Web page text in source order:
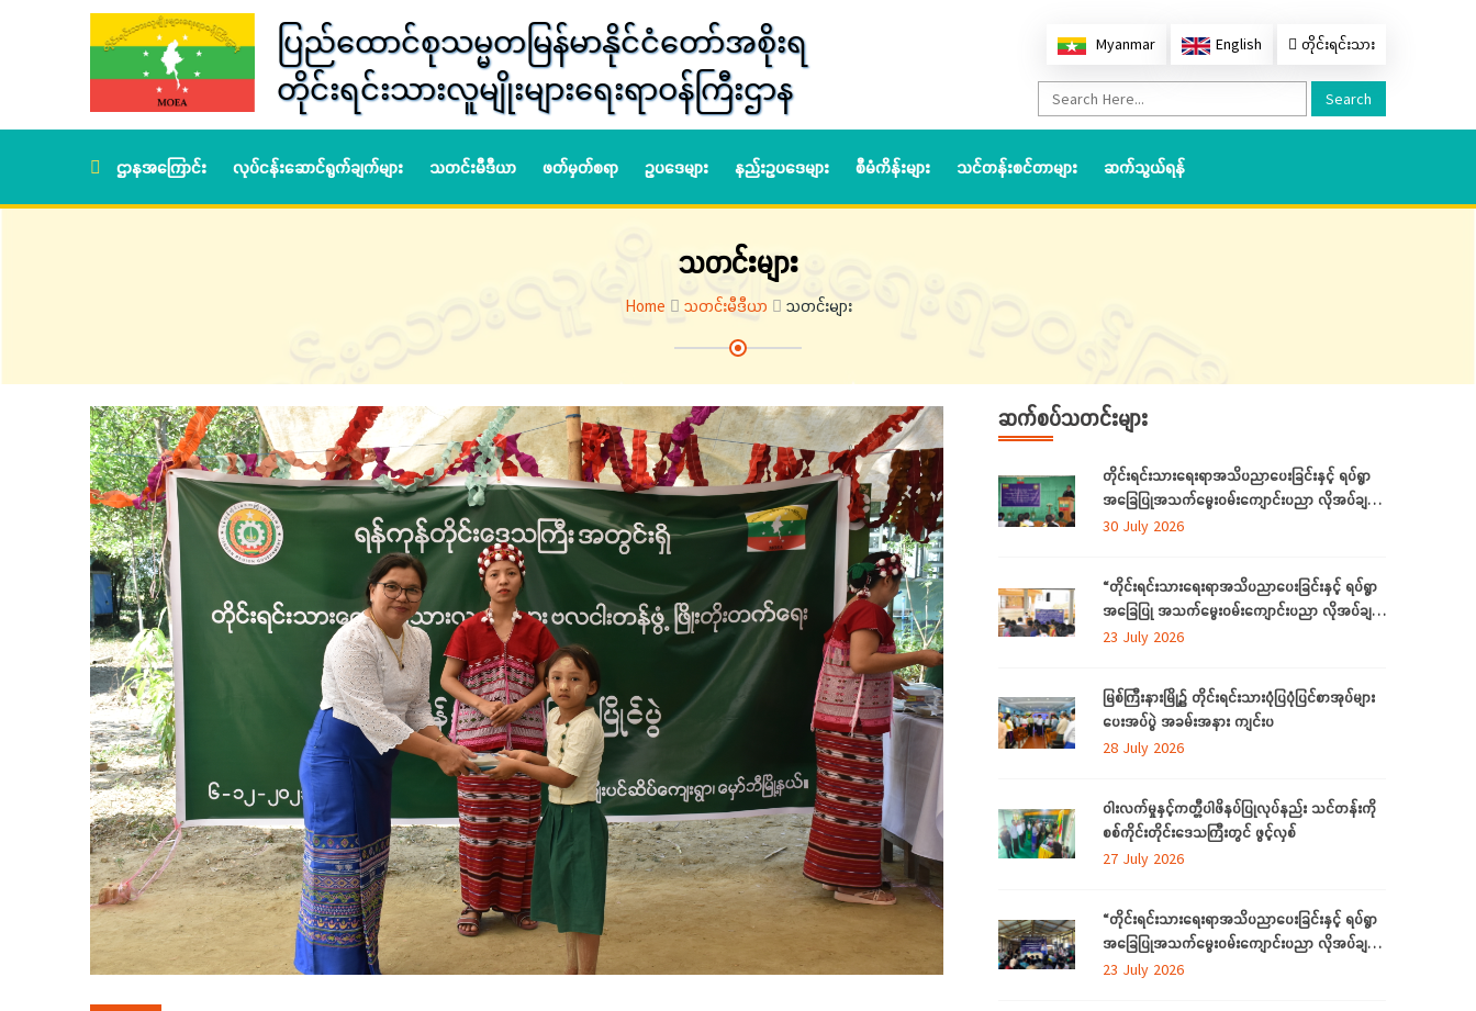
ပြည်ထောင်စုသမ္မတမြန်မာနိုင်ငံတော်အစိုးရ
တိုင်းရင်းသားလူမျိုးများရေးရာဝန်ကြီးဌာန
Myanmar English တိုင်းရင်းသား
Search
ဌာနအကြောင်း လုပ်ငန်းဆောင်ရွက်ချက်များ သတင်းမီဒီယာ ဖတ်မှတ်စရာ ဥပဒေများ နည်းဥပဒေများ စီမံကိန်းများ သင်တန်းစင်တာများ ဆက်သွယ်ရန်
သတင်းများ
Home သတင်းမီဒီယာ သတင်းများ
ဆက်စပ်သတင်းများ
တိုင်းရင်းသားရေးရာအသိပညာပေးခြင်းနှင့် ရပ်ရွာ
အခြေပြုအသက်မွေးဝမ်းကျောင်းပညာ လိုအပ်ချက်
တို့ကို ဆန်းစစ်စီမံခြင်းအစီအစဉ်ကို ကချင်ပြည်နယ်
30 July 2026
“တိုင်းရင်းသားရေးရာအသိပညာပေးခြင်းနှင့် ရပ်ရွာ
အခြေပြု အသက်မွေးဝမ်းကျောင်းပညာ လိုအပ်ချက်
ဆန်းစစ်စီမံခြင်း အစီအစဉ်”
23 July 2026
မြစ်ကြီးနားမြို့၌ တိုင်းရင်းသားပုံပြပုံပြင်စာအုပ်များ
ပေးအပ်ပွဲ အခမ်းအနား ကျင်းပ
28 July 2026
ဝါးလက်မှုနှင့်ကတ္တီပါဖိနပ်ပြုလုပ်နည်း သင်တန်းကို
စစ်ကိုင်းတိုင်းဒေသကြီးတွင် ဖွင့်လှစ်
27 July 2026
“တိုင်းရင်းသားရေးရာအသိပညာပေးခြင်းနှင့် ရပ်ရွာ
အခြေပြုအသက်မွေးဝမ်းကျောင်းပညာ လိုအပ်ချက်
တို့ကို ဆန်းစစ်စီမံခြင်း အစီအစဉ်”ကို စစ်ကိုင်းတိုင်း
23 July 2026